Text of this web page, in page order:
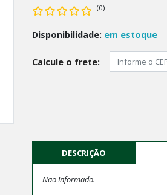
(0)
Disponibilidade: em estoque
Calcule o frete:
DESCRIÇÃO
Não Informado.